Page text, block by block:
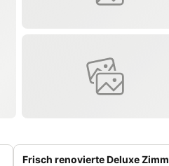
Frisch renovierte Deluxe